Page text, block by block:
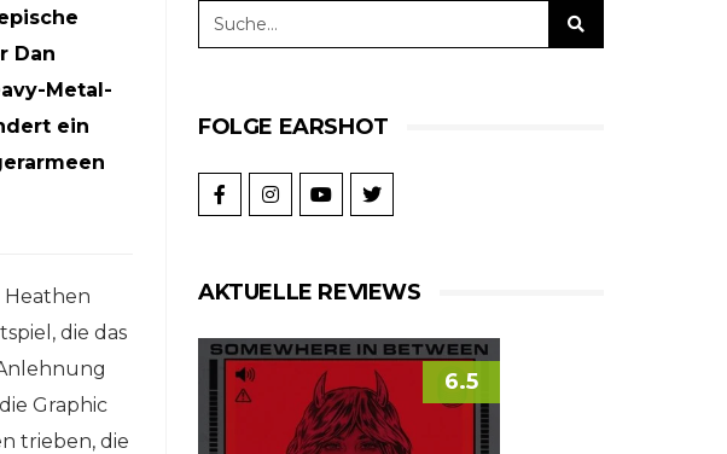
Dan
Metal-
ein
Heathen
die das
Graphic
trieben, die
FOLGE EARSHOT
AKTUELLE REVIEWS
6.5